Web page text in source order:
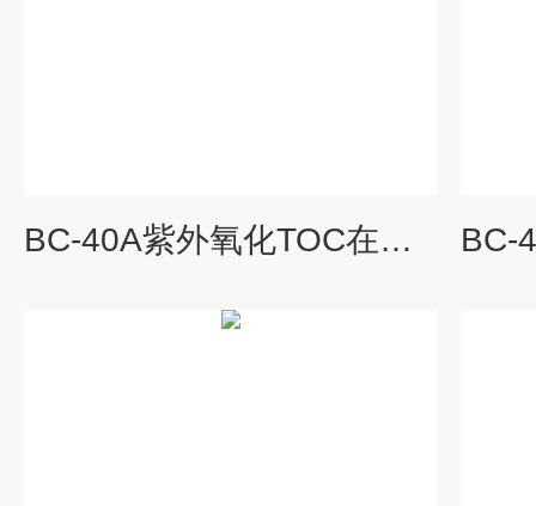
BC-40A紫外氧化TOC在线分析仪